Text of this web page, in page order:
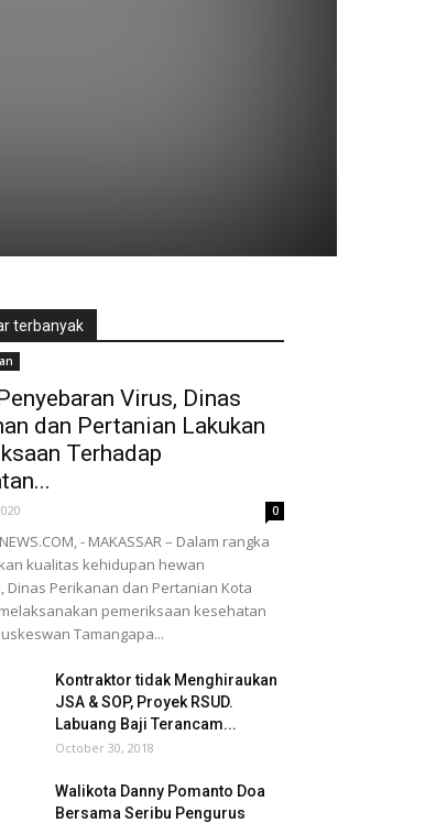
terbanyak
Virus, Dinas
dan Pertanian Lakukan
Terhadap
0
- MAKASSAR – Dalam rangka
kualitas kehidupan hewan
Dinas Perikanan dan Pertanian Kota
pemeriksaan kesehatan
Tamangapa...
Kontraktor tidak Menghiraukan
JSA & SOP, Proyek RSUD.
Labuang Baji Terancam...
October 30, 2018
Walikota Danny Pomanto Doa
Bersama Seribu Pengurus